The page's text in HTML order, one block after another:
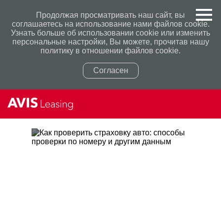
Продолжая просматривать наш сайт, вы
соглашаетесь на использование нами файлов cookie.
Узнать больше об использовании cookie или изменить
персональные настройки, Вы можете, прочитав нашу
политику в отношении файлов cookie.
Согласен
Политикой конфиденциальности
Политикой конфиденциальности